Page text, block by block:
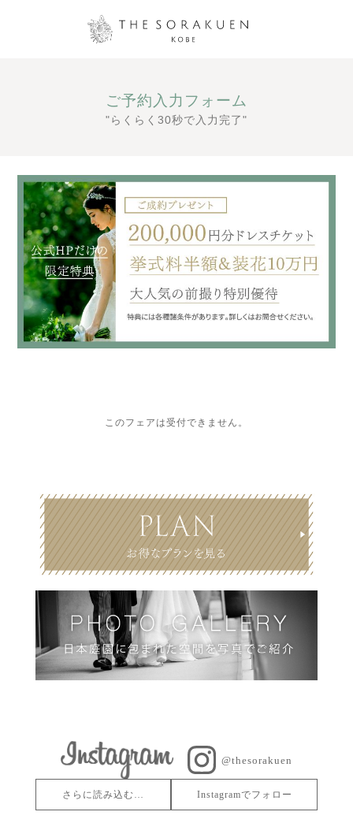
ご予約入力フォーム
"らくらく30秒で入力完了"
このフェアは受付できません。
@thesorakuen
さらに読み込む… Instagramでフォロー